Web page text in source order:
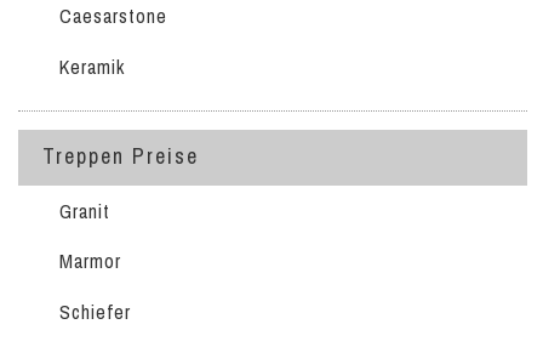
Caesarstone
Keramik
Treppen Preise
Granit
Marmor
Schiefer